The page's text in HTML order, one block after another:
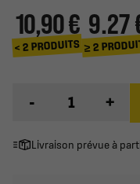
10,90 €
< 2 PRODUITS
9.27
≥ 2
- +
Livraison prévue à